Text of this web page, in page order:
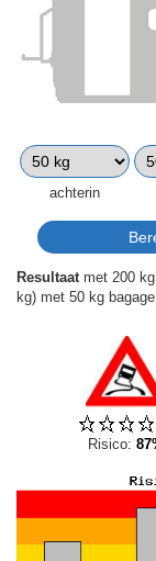
achterin
Resultaat met 200
kg) met 50 kg
Risico: